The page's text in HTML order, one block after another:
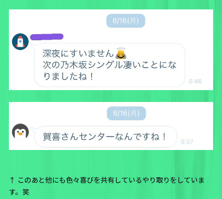
↑ このあと他にも色々喜びを共有しているやり取りをしていま
す。笑